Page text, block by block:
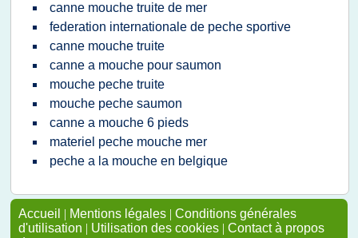
canne mouche truite de mer
federation internationale de peche sportive
canne mouche truite
canne a mouche pour saumon
mouche peche truite
mouche peche saumon
canne a mouche 6 pieds
materiel peche mouche mer
peche a la mouche en belgique
Accueil | Mentions légales | Conditions générales
d'utilisation | Utilisation des cookies | Contact à propos